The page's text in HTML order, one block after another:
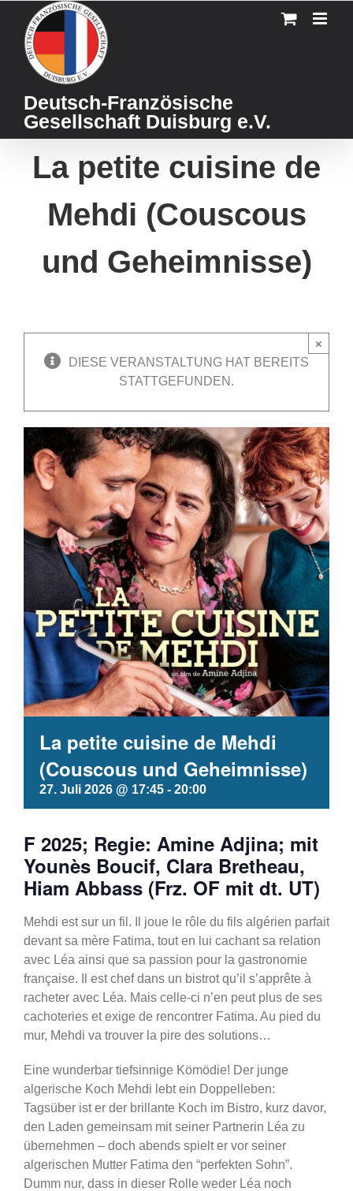
content
Deutsch-Französische
Gesellschaft Duisburg e.V.
La petite cuisine de
Mehdi (Couscous
und Geheimnisse)
DIESE VERANSTALTUNG HAT BEREITS
STATTGEFUNDEN.
×
La petite cuisine de Mehdi
(Couscous und Geheimnisse)
27. Juli 2026 @ 17:45 - 20:00
F 2025; Regie: Amine Adjina; mit
Younès Boucif, Clara Bretheau,
Hiam Abbass (Frz. OF mit dt. UT)
Mehdi est sur un fil. Il joue le rôle du fils algérien parfait
devant sa mère Fatima, tout en lui cachant sa relation
avec Léa ainsi que sa passion pour la gastronomie
française. Il est chef dans un bistrot qu’il s’apprête à
racheter avec Léa. Mais celle-ci n’en peut plus de ses
cachoteries et exige de rencontrer Fatima. Au pied du
mur, Mehdi va trouver la pire des solutions…
Eine wunderbar tiefsinnige Kömödie! Der junge
algerische Koch Mehdi lebt ein Doppelleben:
Tagsüber ist er der brillante Koch im Bistro, kurz davor,
den Laden gemeinsam mit seiner Partnerin Léa zu
übernehmen – doch abends spielt er vor seiner
algerischen Mutter Fatima den “perfekten Sohn”.
Dumm nur, dass in dieser Rolle weder Léa noch